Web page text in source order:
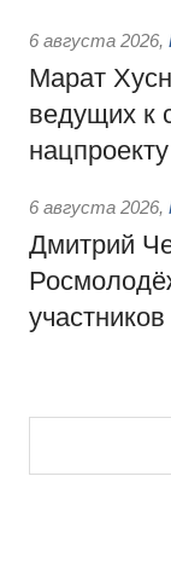
6 августа 2026,
Марат
ведущих к
6 августа 2026,
Дмитрий